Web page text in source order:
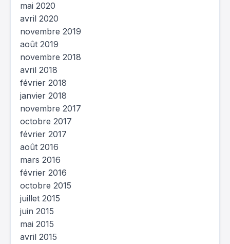
mai 2020
avril 2020
novembre 2019
août 2019
novembre 2018
avril 2018
février 2018
janvier 2018
novembre 2017
octobre 2017
février 2017
août 2016
mars 2016
février 2016
octobre 2015
juillet 2015
juin 2015
mai 2015
avril 2015